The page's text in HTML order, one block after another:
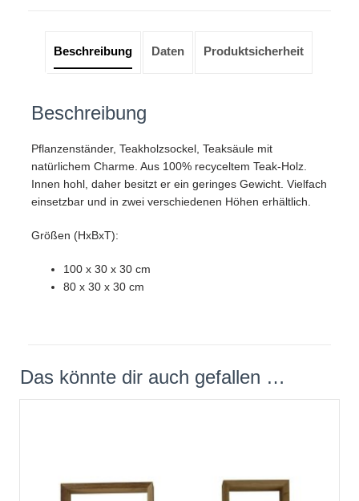
Beschreibung Daten Produktsicherheit
Beschreibung
Pflanzenständer, Teakholzsockel, Teaksäule mit
natürlichem Charme. Aus 100% recyceltem Teak-Holz.
Innen hohl, daher besitzt er ein geringes Gewicht. Vielfach
einsetzbar und in zwei verschiedenen Höhen erhältlich.
Größen (HxBxT):
100 x 30 x 30 cm
80 x 30 x 30 cm
Das könnte dir auch gefallen …